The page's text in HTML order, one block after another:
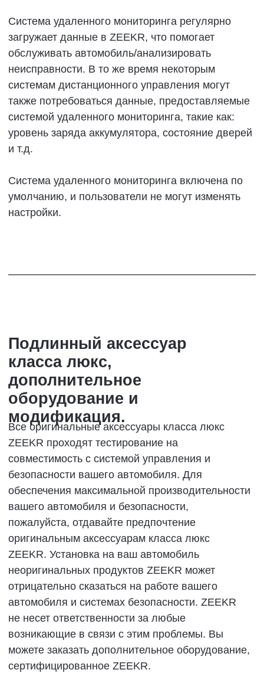
имплантируемыми
кардиовертерамидефибрилляторами или
другими электронными медицинскими
устройствами следует держаться на
Радиоволны могут повлиять на нормальную
работу такого оборудования. При
необходимости отключите
радиооборудование.
Не устанавливайте радиооборудование в
медицинское оборудование, следует
проконсультироваться с производителем
оборудования о влиянии радиоволн на
работу оборудования. Радиоволны могут
■
■
■
дистанционного
мониторинга.
Предупреждение!
ZEEKR не несет ответственности за
любое воздействие и убытки, вызванные
установкой или модификацией
радиоаппаратуры без разрешения.
Радиоволны от радиоаппаратуры могут
воздействовать на контроллер подушки
безопасности.
Смена собственника.
средства своевременно обратитесь в ZEEKR
Service (Experience) Center с вашей личной
идентификацией, чтобы сбросить данные
владельца и системные настройки до заводских
значений по умолчанию и прекратить действие
службы экстренной помощи и интеллектуального
Предупреждение!
Вы несете ответственность за все
последствия и возможные убытки, если вам